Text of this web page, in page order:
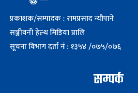
प्रकाशक/सम्पादक : रामप्रसाद न्यौपाने
सञ्जीवनी हेल्थ मिडिया प्रालि
सूचना विभाग दर्ता नं : १३५४ /०७५/०७६
सम्पर्क